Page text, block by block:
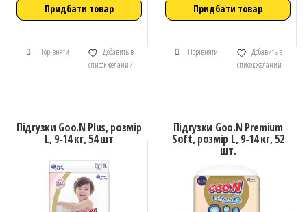
Придбати товар
Порівняти
Добавить в
список желаний
Придбати товар
Порівняти
Добавить в
список желаний
Підгузки Goo.N Plus, розмір
L, 9-14 кг, 54 шт
Підгузки Goo.N Premium
Soft, розмір L, 9-14 кг, 52
шт.